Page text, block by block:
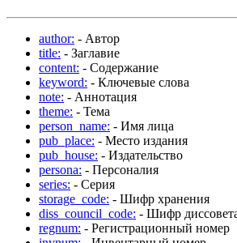
author: - Автор
title: - Заглавие
content: - Содержание
keyword: - Ключевые слова
note: - Аннотация
theme: - Тема
person_name: - Имя лица
pub_place: - Место издания
pub_house: - Издательство
persona: - Персоналия
series: - Серия
storage_code: - Шифр хранения
diss_council_code: - Шифр
regnum: - Регистрационный номер